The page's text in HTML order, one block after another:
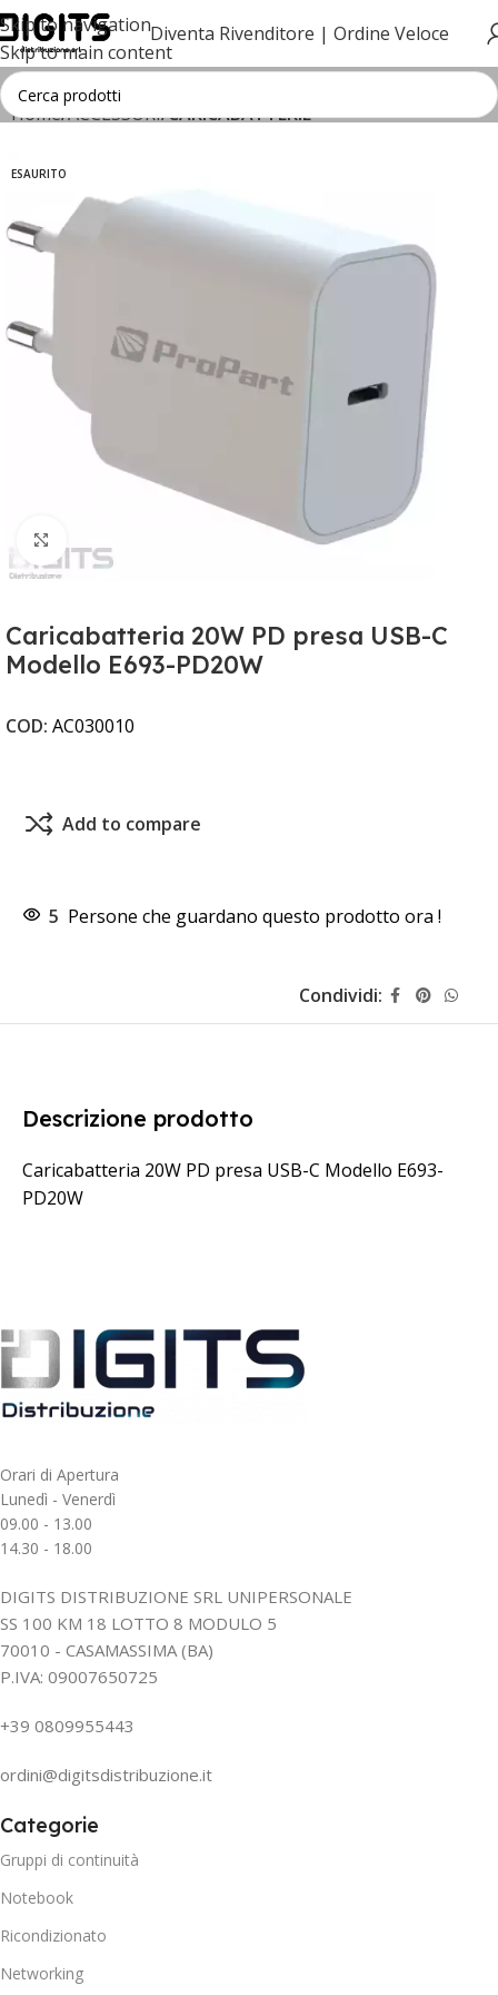
Skip to navigation
Skip to main content
Diventa Rivenditore | Ordine Veloce
Home ACCESSORI CARICABATTERIE
ESAURITO
Caricabatteria 20W PD presa USB-C
Modello E693-PD20W
COD: AC030010
Add to compare
5 Persone che guardano questo prodotto ora !
Condividi:
Descrizione prodotto
Caricabatteria 20W PD presa USB-C Modello E693-
PD20W
Orari di Apertura
Lunedì - Venerdì
09.00 - 13.00
14.30 - 18.00
DIGITS DISTRIBUZIONE SRL UNIPERSONALE
SS 100 KM 18 LOTTO 8 MODULO 5
70010 - CASAMASSIMA (BA)
P.IVA: 09007650725
+39 0809955443
ordini@digitsdistribuzione.it
Categorie
Gruppi di continuità
Notebook
Ricondizionato
Networking